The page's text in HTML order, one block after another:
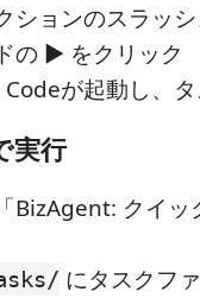
ションのスラッ
の ▶ をクリック
が起動し、
実行
BizAgent: クイッ
にタスクフ